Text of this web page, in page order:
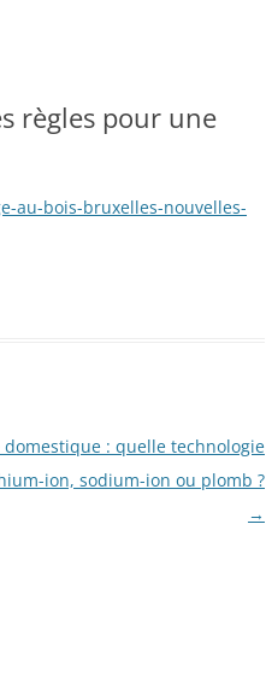
règles pour une
au-bois-bruxelles-nouvelles-
domestique : quelle technologie
ion, sodium-ion ou plomb ?
→